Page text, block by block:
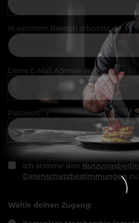
In welchem Bereich arbeitest du
Deine E-Mail Adresse
Passwort
Ich stimme den
Datenschutzbestimmungen zu.
Wähle deinen Zugang: